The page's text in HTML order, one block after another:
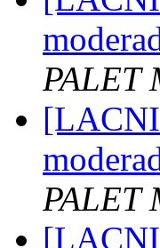
PALET
PALET